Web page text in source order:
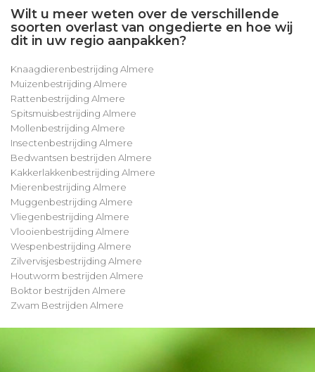
Wilt u meer weten over de verschillende
soorten overlast van ongedierte en hoe wij
dit in uw regio aanpakken?
Knaagdierenbestrijding Almere
Muizenbestrijding Almere
Rattenbestrijding Almere
Spitsmuisbestrijding Almere
Mollenbestrijding Almere
Insectenbestrijding Almere
Bedwantsen bestrijden Almere
Kakkerlakkenbestrijding Almere
Mierenbestrijding Almere
Muggenbestrijding Almere
Vliegenbestrijding Almere
Vlooienbestrijding Almere
Wespenbestrijding Almere
Zilvervisjesbestrijding Almere
Houtworm bestrijden Almere
Boktor bestrijden Almere
Zwam Bestrijden Almere